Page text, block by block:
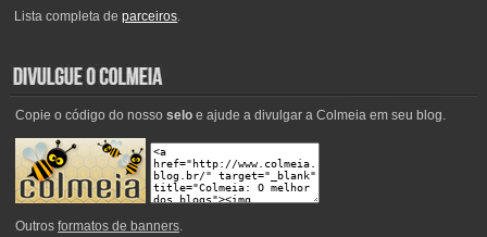
Lista completa deparceiros.
Copie o código do nosso seloe ajude a divulgar a Colmeia em seu blog.
Outros formatos de banners.